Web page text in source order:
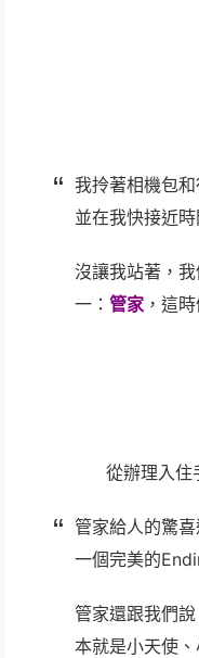
我拎著相機包
並在我快接近
沒讓我站著，
一： 管家 ，這
從辦理入住
管家給人的驚
一個完美的
管家還跟我們
本就是小天使、